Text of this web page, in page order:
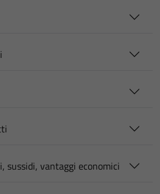
sussidi, vantaggi economici